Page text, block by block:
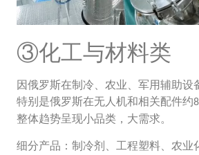
③化工与材料类
因俄罗斯在制冷、农业、军用辅助设
特别是俄罗斯在无人机和相关配件约
整体趋势呈现小品类，大需求。
细分产品：制冷剂、工程塑料、农业